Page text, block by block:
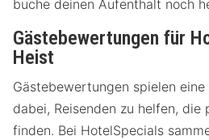
buche deinen Aufenthalt noch
Gästebewertungen für
Heist
Gästebewertungen spielen
dabei, Reisenden zu helfen,
finden. Bei HotelSpecials